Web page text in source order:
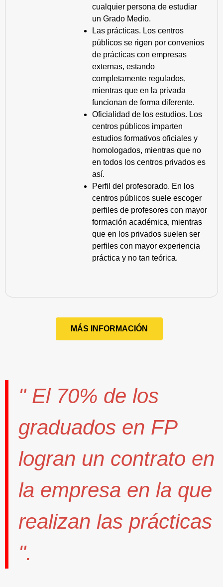
cualquier persona de estudiar
un Grado Medio.
Las prácticas. Los centros
públicos se rigen por convenios
de prácticas con empresas
externas, estando
completamente regulados,
mientras que en la privada
funcionan de forma diferente.
Oficialidad de los estudios. Los
centros públicos imparten
estudios formativos oficiales y
homologados, mientras que no
en todos los centros privados es
así.
Perfil del profesorado. En los
centros públicos suele escoger
perfiles de profesores con mayor
formación académica, mientras
que en los privados suelen ser
perfiles con mayor experiencia
práctica y no tan teórica.
MÁS INFORMACIÓN
" El 70% de los
graduados en FP
logran un contrato en
la empresa en la que
realizan las prácticas
".